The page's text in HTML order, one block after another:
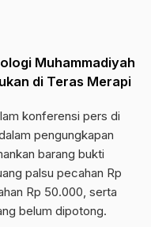
Muhammadiyah
di Teras Merapi
konferensi pers di
pengungkapan
barang bukti
palsu pecahan Rp
Rp 50.000, serta
belum dipotong.